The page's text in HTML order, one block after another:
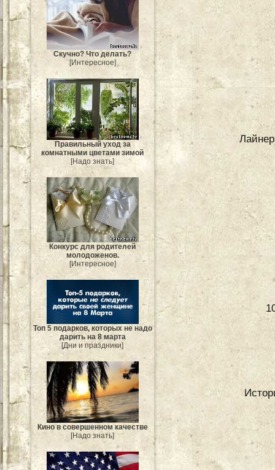
Скучно? Что делать?
[Интересное]
Правильный уход за
комнатными цветами зимой
[Надо знать]
Конкурс для родителей
молодоженов.
[Интересное]
Топ 5 подарков, которых не надо
дарить на 8 марта
[Дни и праздники]
Кино в совершенном качестве
[Надо знать]